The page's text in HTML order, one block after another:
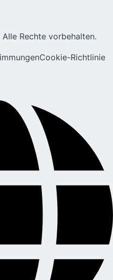
Rechte vorbehalten.
Cookie-Richtlinie